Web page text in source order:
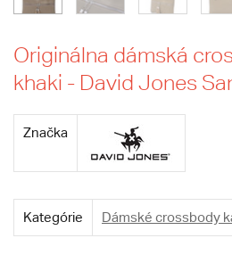
Originálna dámská
khaki - David Jones
Značka
Kategórie Dámské crossbody